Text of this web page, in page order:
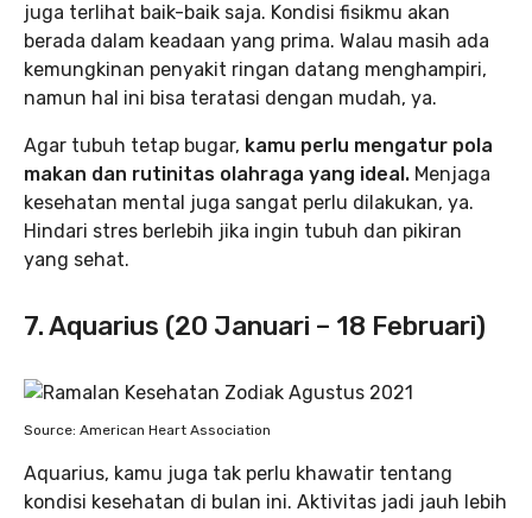
juga terlihat baik-baik saja. Kondisi fisikmu akan
berada dalam keadaan yang prima. Walau masih ada
kemungkinan penyakit ringan datang menghampiri,
namun hal ini bisa teratasi dengan mudah, ya.
Agar tubuh tetap bugar, kamu perlu mengatur pola
makan dan rutinitas olahraga yang ideal. Menjaga
kesehatan mental juga sangat perlu dilakukan, ya.
Hindari stres berlebih jika ingin tubuh dan pikiran
yang sehat.
7. Aquarius (20 Januari – 18 Februari)
Source: American Heart Association
Aquarius, kamu juga tak perlu khawatir tentang
kondisi kesehatan di bulan ini. Aktivitas jadi jauh lebih